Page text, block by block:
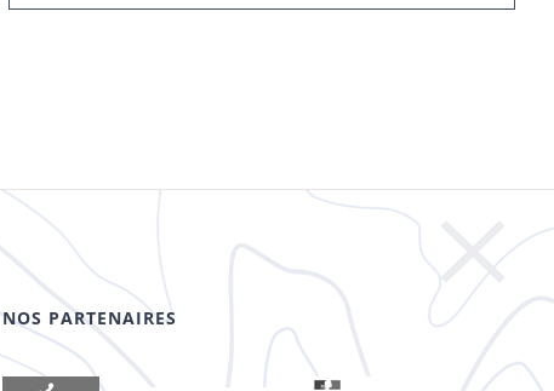
NOS PARTENAIRES